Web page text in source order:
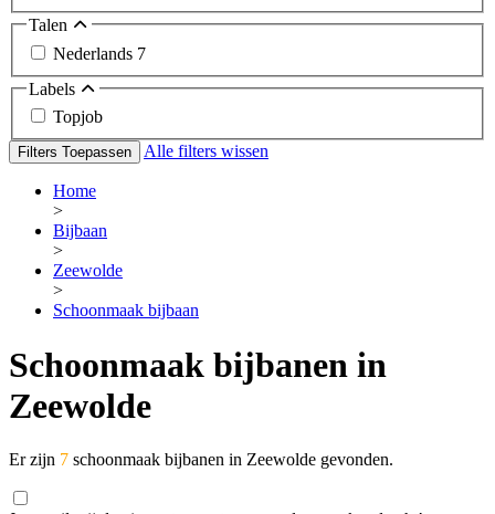
Talen
Nederlands 7
Labels
Topjob
Filters Toepassen Alle filters wissen
Home
>
Bijbaan
>
Zeewolde
>
Schoonmaak bijbaan
Schoonmaak bijbanen in
Zeewolde
Er zijn 7 schoonmaak bijbanen in Zeewolde gevonden.